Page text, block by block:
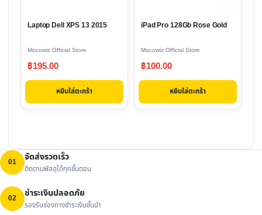
Laptop Dell XPS 13 2015
Mocowiz Official Store
฿195.00
หยิบใส่ตะกร้า
iPad Pro 128Gb Rose Gold
Mocowiz Official Store
฿100.00
หยิบใส่ตะกร้า
01 จัดส่งรวดเร็ว
ติดตามพัสดุได้ทุกขั้นตอน
02 ชำระเงินปลอดภัย
รองรับช่องทางชำระเงินชั้นนำ